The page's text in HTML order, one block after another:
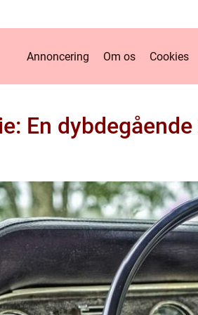
Annoncering Om os Cookies
En